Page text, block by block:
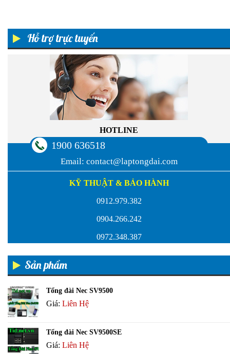
Hỗ trợ trực tuyến
HOTLINE
1900 636518
Email: contact@laptongdai.com
KỸ THUẬT & BẢO HÀNH
0912.979.382
0904.266.242
0972.348.387
Sản phẩm
Tổng đài Nec SV9500
Giá: Liên Hệ
Tổng đài Nec SV9500SE
Giá: Liên Hệ